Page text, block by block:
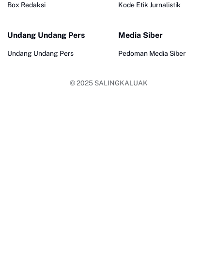
Box Redaksi Kode Etik Jurnalistik
Undang Undang Pers
Undang Undang Pers
Media Siber
Pedoman Media Siber
© 2025 SALINGKALUAK